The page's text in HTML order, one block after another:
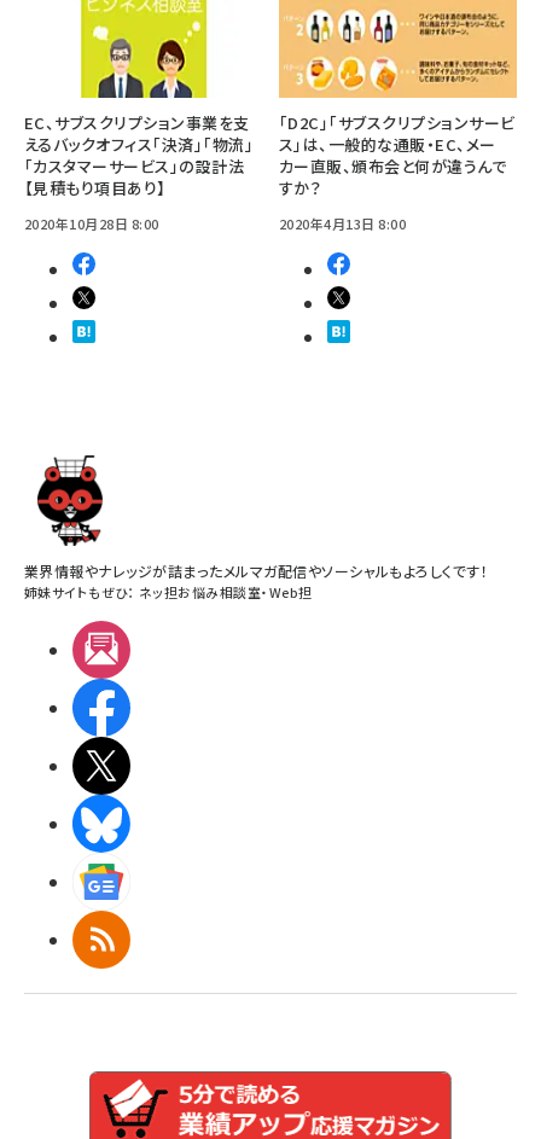
EC、サブスクリプション事業を支
えるバックオフィス「決済」「物流」
「カスタマーサービス」の設計法
【見積もり項目あり】
2020年10月28日 8:00
「D2C」「サブスクリプションサービ
ス」は、一般的な通販・EC、メー
カー直販、頒布会と何が違うんで
すか？
2020年4月13日 8:00
業界情報やナレッジが詰まったメルマガ配信やソーシャルもよろしくです！
姉妹サイトもぜひ： ネッ担お悩み相談室・Web担
RSS